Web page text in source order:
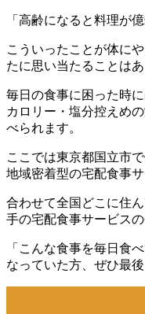
「高齢になると料理が
こういったことが体に
たに思い当たることは
毎日の食事に困った時
カロリー・塩分控えめ
べられます。
ここでは東京都国立市
地域密着型の宅配食事
合わせて全国どこに住
手の宅配食事サービス
「こんな食事を毎日食
なっていた方、ぜひ最